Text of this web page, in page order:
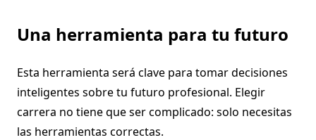
Una herramienta para tu futuro
Esta herramienta será clave para tomar decisiones
inteligentes sobre tu futuro profesional. Elegir
carrera no tiene que ser complicado: solo necesitas
las herramientas correctas.